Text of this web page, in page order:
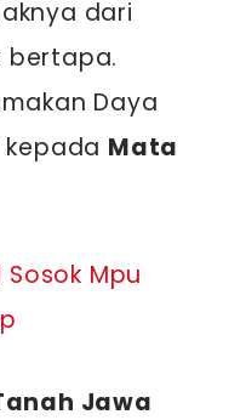
dari
bertapa.
Daya
kepada Mata
Mpu
Jawa